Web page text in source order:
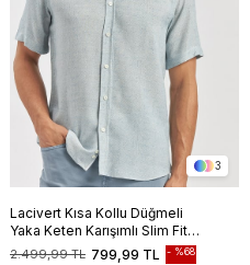
3
Lacivert Kısa Kollu Düğmeli
Yaka Keten Karışımlı Slim Fit
Gömlek 1004240242
799,99 TL
2.499,99 TL %68